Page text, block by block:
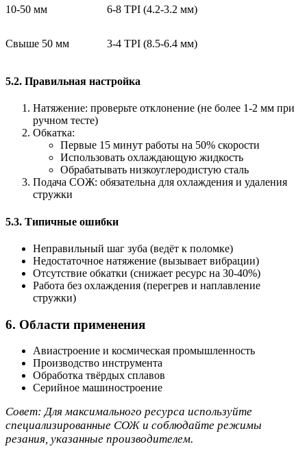
10-50 мм 6-8 TPI (4.2-3.2 мм)
Свыше 50 мм 3-4 TPI (8.5-6.4 мм)
5.2. Правильная настройка
Натяжение: проверьте отклонение (не более 1-2 мм при
ручном тесте)
Обкатка:
Первые 15 минут работы на 50% скорости
Использовать охлаждающую жидкость
Обрабатывать низкоуглеродистую сталь
Подача СОЖ: обязательна для охлаждения и удаления
стружки
5.3. Типичные ошибки
Неправильный шаг зуба (ведёт к поломке)
Недостаточное натяжение (вызывает вибрации)
Отсутствие обкатки (снижает ресурс на 30-40%)
Работа без охлаждения (перегрев и наплавление
стружки)
6. Области применения
Авиастроение и космическая промышленность
Производство инструмента
Обработка твёрдых сплавов
Серийное машиностроение
Совет: Для максимального ресурса используйте
специализированные СОЖ и соблюдайте режимы
резания, указанные производителем.